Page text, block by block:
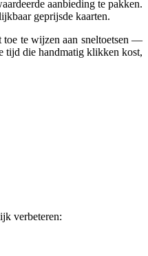
aanbieding te pakken.
geprijsde kaarten.
toe te wijzen aan sneltoetsen —
tijd die handmatig klikken kost,
verbeteren: